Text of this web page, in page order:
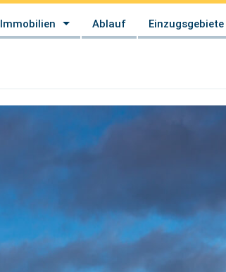
Immobilien Ablauf Einzugsgebiete